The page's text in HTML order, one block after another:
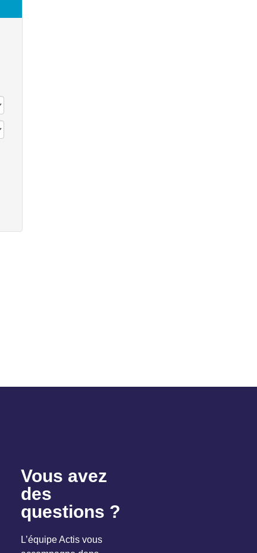
Vous avez
des
questions ?
L’équipe Actis vous